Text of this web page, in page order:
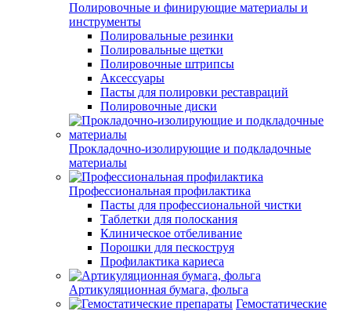
Полировочные и финирующие материалы и
инструменты
Полировальные резинки
Полировальные щетки
Полировочные штрипсы
Аксессуары
Пасты для полировки реставраций
Полировочные диски
Прокладочно-изолирующие и подкладочные
материалы
Профессиональная профилактика
Пасты для профессиональной чистки
Таблетки для полоскания
Клиническое отбеливание
Порошки для пескоструя
Профилактика кариеса
Артикуляционная бумага, фольга
Гемостатические